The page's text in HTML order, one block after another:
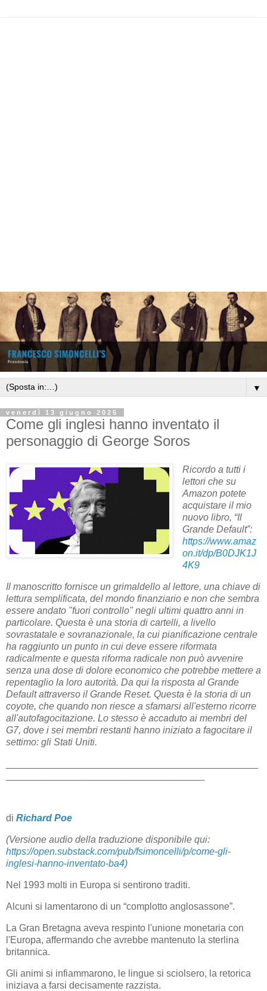
▼
venerdì 13 giugno 2025
Come gli inglesi hanno inventato il
personaggio di George Soros
Ricordo a tutti i
lettori che su
Amazon potete
acquistare il mio
nuovo libro, “Il
Grande Default”:
https://www.amaz
on.it/dp/B0DJK1J
4K9
Il manoscritto fornisce un grimaldello al lettore, una chiave di
lettura semplificata, del mondo finanziario e non che sembra
essere andato "fuori controllo" negli ultimi quattro anni in
particolare. Questa è una storia di cartelli, a livello
sovrastatale e sovranazionale, la cui pianificazione centrale
ha raggiunto un punto in cui deve essere riformata
radicalmente e questa riforma radicale non può avvenire
senza una dose di dolore economico che potrebbe mettere a
repentaglio la loro autorità. Da qui la risposta al Grande
Default attraverso il Grande Reset. Questa è la storia di un
coyote, che quando non riesce a sfamarsi all'esterno ricorre
all'autofagocitazione. Lo stesso è accaduto ai membri del
G7, dove i sei membri restanti hanno iniziato a fagocitare il
settimo: gli Stati Uniti.
di Richard Poe
(Versione audio della traduzione disponibile qui:
https://open.substack.com/pub/fsimoncelli/p/come-gli-
inglesi-hanno-inventato-ba4)
Nel 1993 molti in Europa si sentirono traditi.
Alcuni si lamentarono di un “complotto anglosassone”.
La Gran Bretagna aveva respinto l'unione monetaria con
l'Europa, affermando che avrebbe mantenuto la sterlina
britannica.
Gli animi si infiammarono, le lingue si sciolsero, la retorica
iniziava a farsi decisamente razzista.